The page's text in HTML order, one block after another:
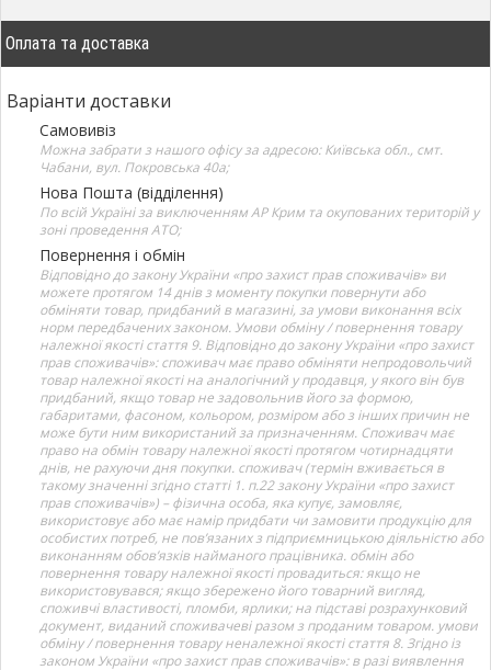
Оплата та доставка
Варіанти доставки
Самовивіз
Можна забрати з нашого офісу за адресою: Київська обл., смт.
Чабани, вул. Покровська 40а;
Нова Пошта (відділення)
По всій Україні за виключенням АР Крим та окупованих територій у
зоні проведення АТО;
Повернення і обмін
Відповідно до закону України «про захист прав споживачів» ви
можете протягом 14 днів з моменту покупки повернути або
обміняти товар, придбаний в магазині, за умови виконання всіх
норм передбачених законом. Умови обміну / повернення товару
належної якості стаття 9. Відповідно до закону України «про захист
прав споживачів»: споживач має право обміняти непродовольчий
товар належної якості на аналогічний у продавця, у якого він був
придбаний, якщо товар не задовольнив його за формою,
габаритами, фасоном, кольором, розміром або з інших причин не
може бути ним використаний за призначенням. Споживач має
право на обмін товару належної якості протягом чотирнадцяти
днів, не рахуючи дня покупки. споживач (термін вживається в
такому значенні згідно статті 1. п.22 закону України «про захист
прав споживачів») – фізична особа, яка купує, замовляє,
використовує або має намір придбати чи замовити продукцію для
особистих потреб, не пов’язаних з підприємницькою діяльністю або
виконанням обов’язків найманого працівника. обмін або
повернення товару належної якості провадиться: якщо не
використовувався; якщо збережено його товарний вигляд,
споживчі властивості, пломби, ярлики; на підставі розрахунковий
документ, виданий споживачеві разом з проданим товаром. умови
обміну / повернення товару неналежної якості стаття 8. Згідно із
законом України «про захист прав споживачів»: в разі виявлення